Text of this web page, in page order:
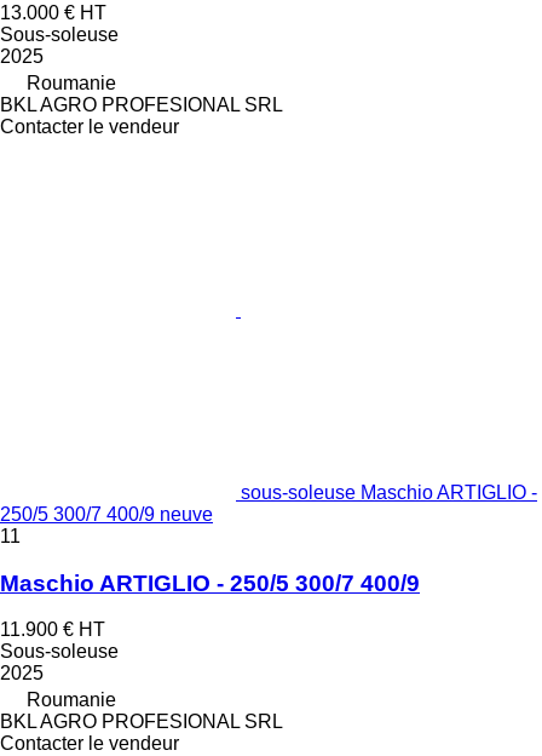
13.000 € HT
Sous-soleuse
2025
Roumanie
BKL AGRO PROFESIONAL SRL
Contacter le vendeur
sous-soleuse Maschio ARTIGLIO -
250/5 300/7 400/9 neuve
11
Maschio ARTIGLIO - 250/5 300/7 400/9
11.900 € HT
Sous-soleuse
2025
Roumanie
BKL AGRO PROFESIONAL SRL
Contacter le vendeur